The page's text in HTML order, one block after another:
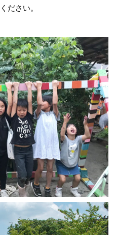
ださい。